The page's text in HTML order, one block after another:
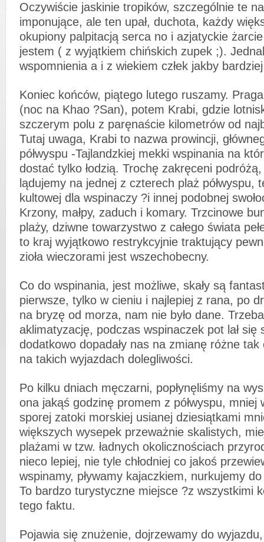
Oczywiście jaskinie tropików, szczególnie te
imponujące, ale ten upał, duchota, każdy
okupiony palpitacją serca no i azjatyckie
jestem ( z wyjątkiem chińskich zupek ;).
wspomnienia a i z wiekiem człek jakby bardziej
Koniec końców, piątego lutego ruszamy.
(noc na Khao ?San), potem Krabi, gdzie
szczerym polu z paręnaście kilometrów od
Tutaj uwaga, Krabi to nazwa prowincji,
półwyspu -Tajlandzkiej mekki wspinania na
dostać tylko łodzią. Trochę zakręceni
lądujemy na jednej z czterech plaż półwyspu,
kultowej dla wspinaczy ?i innej podobnej
Krzony, małpy, zaduch i komary. Trzcinowe
plaży, dziwne towarzystwo z całego świata
to kraj wyjątkowo restrykcyjnie traktujący
zioła wieczorami jest wszechobecny.
Co do wspinania, jest możliwe, skały są
pierwsze, tylko w cieniu i najlepiej z rana, po
na bryzę od morza, nam nie było dane.
aklimatyzację, podczas wspinaczek pot lał się
dodatkowo dopadały nas na zmianę różne
na takich wyjazdach dolegliwości.
Po kilku dniach męczarni, popłynęliśmy na
ona jakąś godzinę promem z półwyspu, mniej
sporej zatoki morskiej usianej dziesiątkami
większych wysepek przeważnie skalistych,
plażami w tzw. ładnych okolicznościach
nieco lepiej, nie tyle chłodniej co jakoś
wspinamy, pływamy kajaczkiem, nurkujemy
To bardzo turystyczne miejsce ?z wszystkimi
tego faktu.
Pojawia się znużenie, dojrzewamy do